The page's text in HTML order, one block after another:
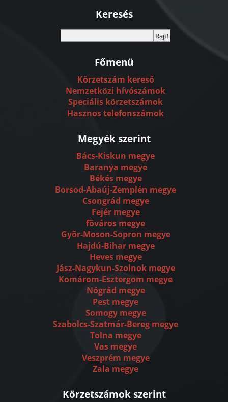
Keresés
Főmenü
Körzetszám kereső
Nemzetközi hívószámok
Speciális körzetszámok
Hasznos telefonszámok
Megyék szerint
Bács-Kiskun megye
Baranya megye
Békés megye
Borsod-Abaúj-Zemplén megye
Csongrád megye
Fejér megye
fõváros megye
Gyõr-Moson-Sopron megye
Hajdú-Bihar megye
Heves megye
Jász-Nagykun-Szolnok megye
Komárom-Esztergom megye
Nógrád megye
Pest megye
Somogy megye
Szabolcs-Szatmár-Bereg megye
Tolna megye
Vas megye
Veszprém megye
Zala megye
Körzetszámok szerint